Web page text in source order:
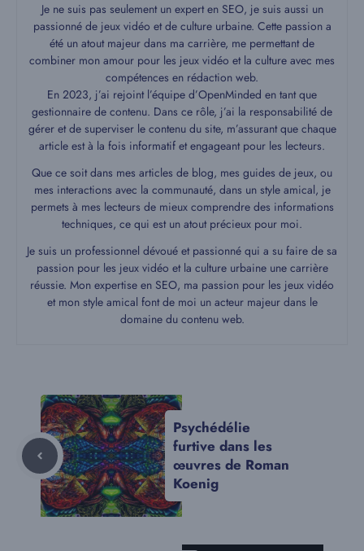
Je ne suis pas seulement un expert en SEO, je suis aussi un
passionné de jeux vidéo et de culture urbaine. Cette passion a
été un atout majeur dans ma carrière, me permettant de
combiner mon amour pour les jeux vidéo et la culture avec mes
compétences en rédaction web.
En 2023, j’ai rejoint l’équipe d’OpenMinded en tant que
gestionnaire de contenu. Dans ce rôle, j’ai la responsabilité de
gérer et de superviser le contenu du site, m’assurant que chaque
article est à la fois informatif et engageant pour les lecteurs.
Que ce soit dans mes articles de blog, mes guides de jeux, ou
mes interactions avec la communauté, dans un style amical, je
permets à mes lecteurs de mieux comprendre des informations
techniques, ce qui est un atout précieux pour moi.
Je suis un professionnel dévoué et passionné qui a su faire de sa
passion pour les jeux vidéo et la culture urbaine une carrière
réussie. Mon expertise en SEO, ma passion pour les jeux vidéo
et mon style amical font de moi un acteur majeur dans le
domaine du contenu web.
Psychédélie
furtive dans les
œuvres de Roman
Koenig